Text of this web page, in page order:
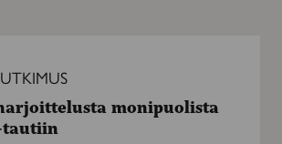
monipuolista
tautiin